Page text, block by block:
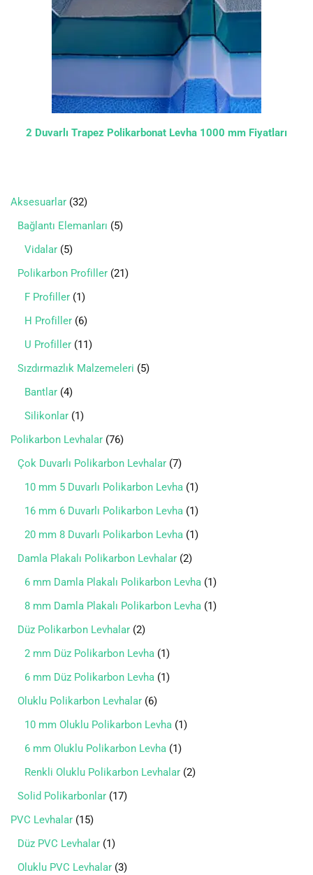
2 Duvarlı Trapez Polikarbonat Levha 1000 mm Fiyatları
Aksesuarlar 32
Bağlantı Elemanları
5
Vidalar 5
Polikarbon Profiller 21
F Profiller 1
H Profiller 6
U Profiller 11
Sızdırmazlık Malzemeleri
5
Bantlar 4
Silikonlar 1
Polikarbon Levhalar 76
Çok Duvarlı Polikarbon Levhalar 7
10 mm 5 Duvarlı Polikarbon Levha 1
16 mm 6 Duvarlı Polikarbon Levha 1
20 mm 8 Duvarlı Polikarbon Levha 1
Damla Plakalı Polikarbon Levhalar 2
6 mm Damla Plakalı Polikarbon Levha 1
8 mm Damla Plakalı Polikarbon Levha 1
Düz Polikarbon Levhalar 2
2 mm Düz Polikarbon Levha 1
6 mm Düz Polikarbon Levha 1
Oluklu Polikarbon Levhalar 6
10 mm Oluklu Polikarbon Levha 1
6 mm Oluklu Polikarbon Levha 1
Renkli Oluklu Polikarbon Levhalar 2
Solid Polikarbonlar 17
PVC Levhalar 15
Düz PVC Levhalar 1
Oluklu PVC Levhalar 3